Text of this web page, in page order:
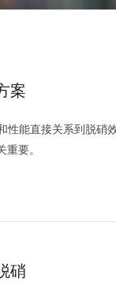
案
性能直接关系到脱
要。
硝